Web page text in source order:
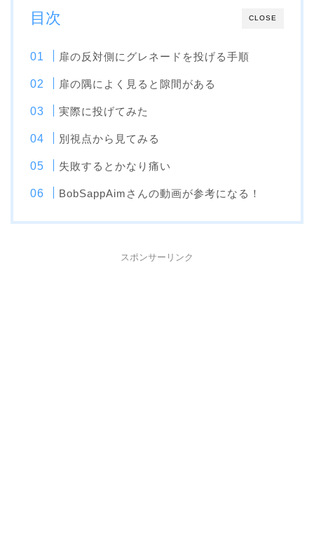
CLOSE
目次
扉の反対側にグレネードを投げる手順
扉の隅によく見ると隙間がある
実際に投げてみた
別視点から見てみる
失敗するとかなり痛い
BobSappAimさんの動画が参考になる！
スポンサーリンク